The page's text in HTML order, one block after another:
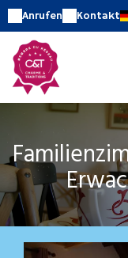
Anrufen Kontakt